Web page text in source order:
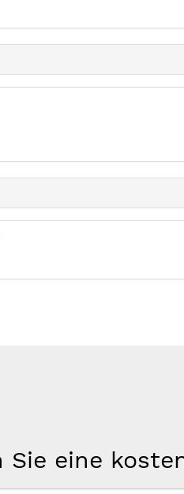
Sie eine